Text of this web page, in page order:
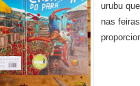
urubu
nas